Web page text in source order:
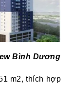
Bình Dương
m2, thích hợp